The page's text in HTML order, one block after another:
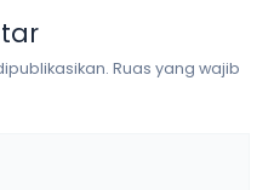
Ruas yang wajib